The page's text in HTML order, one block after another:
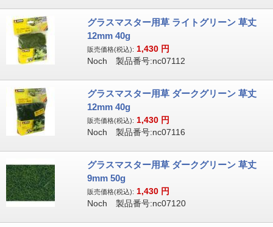
グラスマスター用草 ライトグリーン 草丈
12mm 40g
販売価格(税込): 1,430 円
Noch 製品番号:nc07112
グラスマスター用草 ダークグリーン 草丈
12mm 40g
販売価格(税込): 1,430 円
Noch 製品番号:nc07116
グラスマスター用草 ダークグリーン 草丈
9mm 50g
販売価格(税込): 1,430 円
Noch 製品番号:nc07120